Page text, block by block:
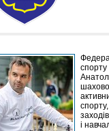
спорту
і